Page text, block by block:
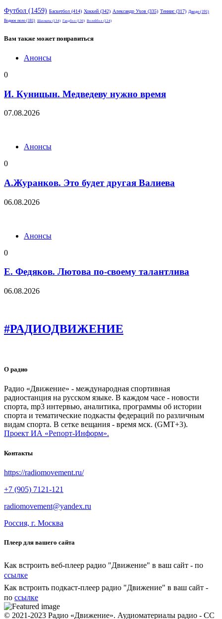
Футбол (1459) Баскетбол (414) Хоккей (342) Александр Ухов (335) Теннис (317) Дзюдо (191)
Водное поло (181) Шахматы (134) Гандбол (130) Волейбол (124)
Вам также может понравиться
Анонсы
0
И. Куницын. Медведеву нужно время
07.08.2026
Анонсы
0
А.Журанков. Это будет другая Валиева
06.08.2026
Анонсы
0
Е. Федяков. Лютова по-своему талантлива
06.08.2026
#РАДИОДВИЖЕНИЕ
О радио
Радио «Движение» - международная спортивная
радиостанция на русском языке. В каждом часе - новости
спорта, mp3 интервью, аналитика, программы об истории
спорта и тематические подкасты федераций по различным
видам спорта. В сетке вещания - время мск. (GMT+3).
Проект ИА «Репорт-Информ».
Контакты
https://radiomovement.ru/
+7 (905) 7121-121
radiomovement@yandex.ru
Россия, г. Москва
Плеер для вашего сайта
Как встроить веб-плеер радио "Движение" в ваш сайт - по
ссылке
Как встроить подкаст-плеер радио "Движение" в ваш сайт -
по ссылке
© 2021-2023 Радио «Движение». Аудиоматериалы радио - CC